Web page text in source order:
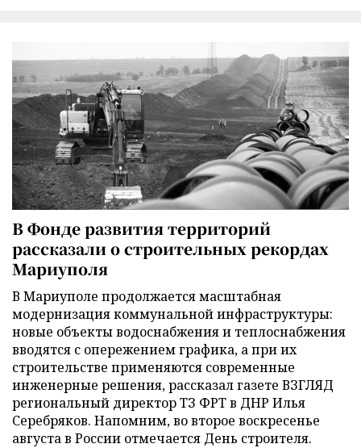
В Фонде развития территорий
рассказали о строительных рекордах
Мариуполя
В Мариуполе продолжается масштабная
модернизация коммунальной инфраструктуры:
новые объекты водоснабжения и теплоснабжения
вводятся с опережением графика, а при их
строительстве применяются современные
инженерные решения, рассказал газете ВЗГЛЯД
региональный директор ТЗ ФРТ в ДНР Илья
Серебряков. Напомним, во второе воскресенье
августа в России отмечается День строителя.